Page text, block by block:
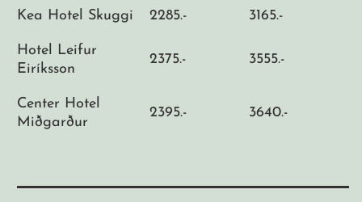
Kea Hotel Skuggi 2285.- 3165.-
Hotel Leifur
Eiríksson
2375.- 3555.-
Center Hotel
Miðgarður
2395.- 3640.-